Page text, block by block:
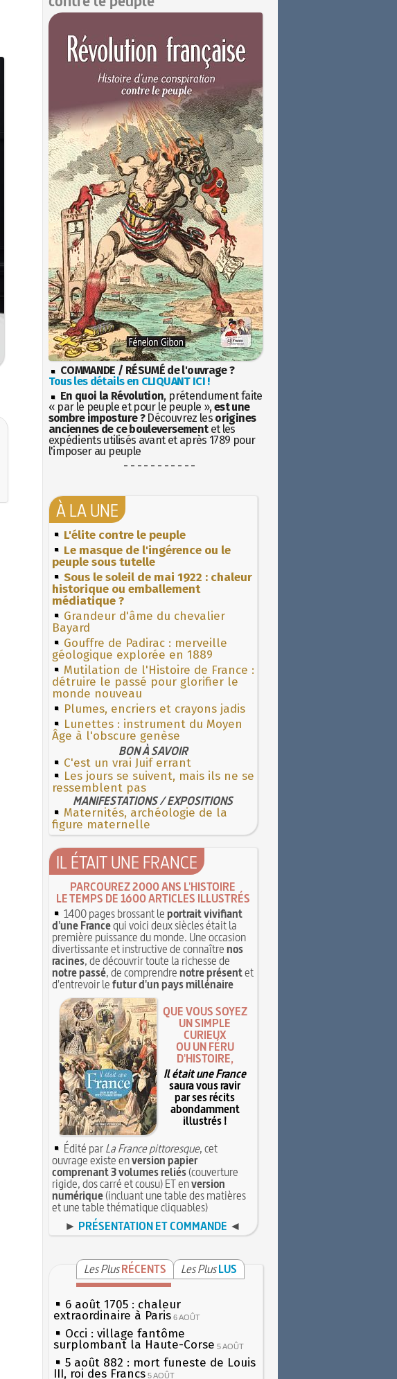
COMMANDE / RÉSUMÉ de l'ouvrage ?
Tous les détails en CLIQUANT ICI !
En quoi la Révolution, prétendument faite
« par le peuple et pour le peuple », est une
sombre imposture ?Découvrez les origines
anciennes de ce bouleversementet les
expédients utilisés avant et après 1789 pour
l'imposer au peuple
- - - - - - - - - - -
À LA UNE
L'élite contre le peuple
Le masque de l'ingérence ou le
peuple sous tutelle
Sous le soleil de mai 1922 : chaleur
historique ou emballement
médiatique ?
Grandeur d'âme du chevalier
Bayard
Gouffre de Padirac : merveille
géologique explorée en 1889
Mutilation de l'Histoire de France :
détruire le passé pour glorifier le
monde nouveau
Plumes, encriers et crayons jadis
Lunettes : instrument du Moyen
Âge à l'obscure genèse
BON À SAVOIR
C'est un vrai Juif errant
Les jours se suivent, mais ils ne se
ressemblent pas
MANIFESTATIONS / EXPOSITIONS
Maternités, archéologie de la
figure maternelle
IL ÉTAIT UNE FRANCE
PARCOUREZ 2000 ANS L'HISTOIRE
LE TEMPS DE 1600 ARTICLES ILLUSTRÉS
1400 pages brossant leportrait vivifiant
d'une Francequi voici deux siècles était la
première puissance du monde. Une occasion
divertissante et instructive de connaîtrenos
racines, de découvrir toute la richesse de
notre passé, de comprendrenotre présentet
d'entrevoir lefutur d'un pays millénaire
QUE VOUS SOYEZ
UN SIMPLE
CURIEUX
OU UN FÉRU
D'HISTOIRE,
Il était une France
saura vous ravir
par ses récits
abondamment
illustrés !
Édité parLa France pittoresque, cet
ouvrage existe enversion papier
comprenant 3 volumes reliés(couverture
rigide, dos carré et cousu) ET enversion
numérique(incluant une table des matières
et une table thématique cliquables)
► PRÉSENTATION ET COMMANDE ◄
Les Plus RÉCENTS Les Plus LUS
6 août 1705 : chaleur
extraordinaire à Paris 6 AOÛT
Occi : village fantôme
surplombant la Haute-Corse 5 AOÛT
5 août 882 : mort funeste de Louis
III, roi des Francs 5 AOÛT